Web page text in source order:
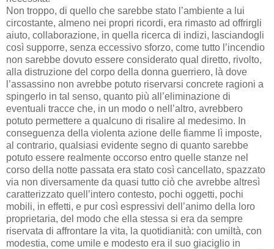
Non troppo, di quello che sarebbe stato l’ambiente a lui
circostante, almeno nei propri ricordi, era rimasto ad offrirgli
aiuto, collaborazione, in quella ricerca di indizi, lasciandogli
così supporre, senza eccessivo sforzo, come tutto l’incendio
non sarebbe dovuto essere considerato qual diretto, rivolto,
alla distruzione del corpo della donna guerriero, là dove
l’assassino non avrebbe potuto riservarsi concrete ragioni a
spingerlo in tal senso, quanto più all’eliminazione di
eventuali tracce che, in un modo o nell’altro, avrebbero
potuto permettere a qualcuno di risalire al medesimo. In
conseguenza della violenta azione delle fiamme lì imposte,
al contrario, qualsiasi evidente segno di quanto sarebbe
potuto essere realmente occorso entro quelle stanze nel
corso della notte passata era stato così cancellato, spazzato
via non diversamente da quasi tutto ciò che avrebbe altresì
caratterizzato quell’intero contesto, pochi oggetti, pochi
mobili, in effetti, e pur così espressivi dell’animo della loro
proprietaria, del modo che ella stessa si era da sempre
riservata di affrontare la vita, la quotidianità: con umiltà, con
modestia, come umile e modesto era il suo giaciglio in